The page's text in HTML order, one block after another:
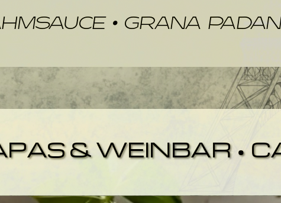
• GRANA
& WEINBAR •